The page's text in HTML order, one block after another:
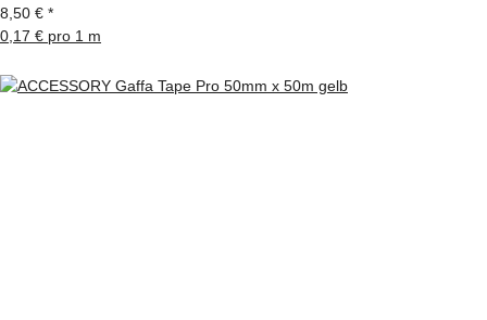
8,50 € *
0,17 € pro 1 m